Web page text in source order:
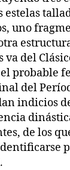
estelas
uno
va del
probable
del
indicios
de los